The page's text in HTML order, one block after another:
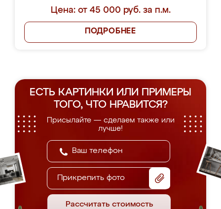
Цена: от 45 000 руб. за п.м.
ПОДРОБНЕЕ
ЕСТЬ КАРТИНКИ ИЛИ ПРИМЕРЫ
ТОГО, ЧТО НРАВИТСЯ?
Присылайте — сделаем также или
лучше!
Прикрепить фото
Рассчитать стоимость